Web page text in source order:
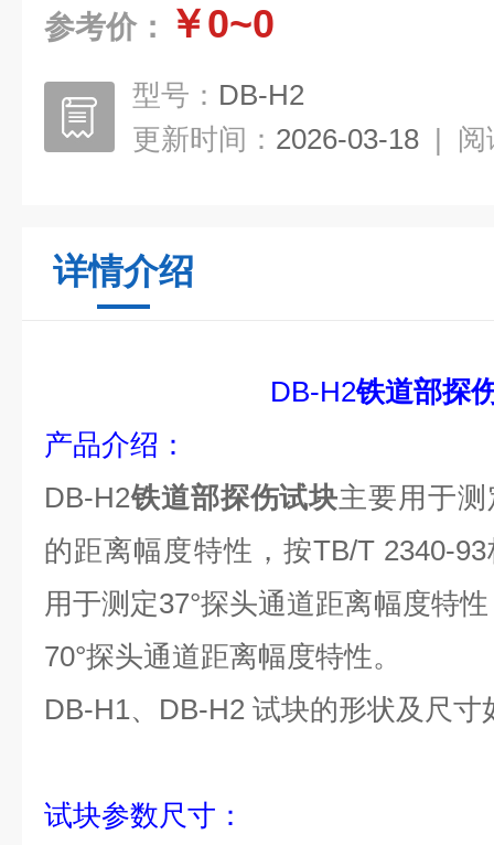
参考价： ￥0~0
型号： DB-H2
更新时间： 2026-03-18 | 阅
详情介绍
DB-H2铁道部探
产品介绍：
DB-H2铁道部探伤试块主要用于
的距离幅度特性，按TB/T 2340-
用于测定37°探头通道距离幅度特
70°探头通道距离幅度特性。
DB-H1、DB-H2 试块的形状及尺寸
试块参数尺寸：